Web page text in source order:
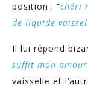
position : “chéri
de liquide
Il lui répond
suffit mon
vaisselle et